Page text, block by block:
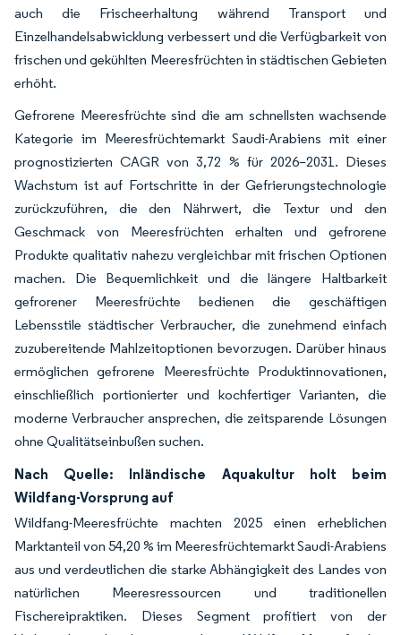
auch die Frischeerhaltung während Transport und
Einzelhandelsabwicklung verbessert und die Verfügbarkeit von
frischen und gekühlten Meeresfrüchten in städtischen Gebieten
erhöht.
Gefrorene Meeresfrüchte sind die am schnellsten wachsende
Kategorie im Meeresfrüchtemarkt Saudi-Arabiens mit einer
prognostizierten CAGR von 3,72 % für 2026–2031. Dieses
Wachstum ist auf Fortschritte in der Gefrierungstechnologie
zurückzuführen, die den Nährwert, die Textur und den
Geschmack von Meeresfrüchten erhalten und gefrorene
Produkte qualitativ nahezu vergleichbar mit frischen Optionen
machen. Die Bequemlichkeit und die längere Haltbarkeit
gefrorener Meeresfrüchte bedienen die geschäftigen
Lebensstile städtischer Verbraucher, die zunehmend einfach
zuzubereitende Mahlzeitoptionen bevorzugen. Darüber hinaus
ermöglichen gefrorene Meeresfrüchte Produktinnovationen,
einschließlich portionierter und kochfertiger Varianten, die
moderne Verbraucher ansprechen, die zeitsparende Lösungen
ohne Qualitätseinbußen suchen.
Nach Quelle: Inländische Aquakultur holt beim
Wildfang-Vorsprung auf
Wildfang-Meeresfrüchte machten 2025 einen erheblichen
Marktanteil von 54,20 % im Meeresfrüchtemarkt Saudi-Arabiens
aus und verdeutlichen die starke Abhängigkeit des Landes von
natürlichen Meeresressourcen und traditionellen
Fischereipraktiken. Dieses Segment profitiert von der